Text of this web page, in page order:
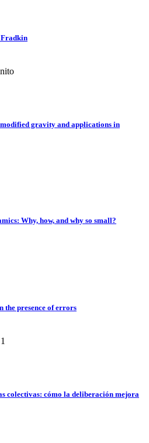
Fradkin
gravity and applications in
Why, how, and why so small?
the presence of errors
colectivas: cómo la deliberación mejora